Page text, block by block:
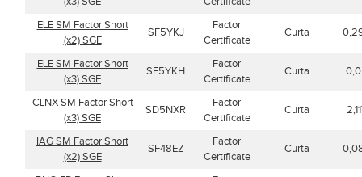
ELE SM Factor Short
(x2) SGE
SF5YKJ
Factor
Certificate
Curta
ELE SM Factor Short
(x3) SGE
SF5YKH
Factor
Certificate
Curta
CLNX SM Factor Short
(x3) SGE
SD5NXR
Factor
Certificate
Curta
IAG SM Factor Short
(x2) SGE
SF48EZ
Factor
Certificate
Curta